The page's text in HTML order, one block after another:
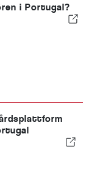
i Portugal?